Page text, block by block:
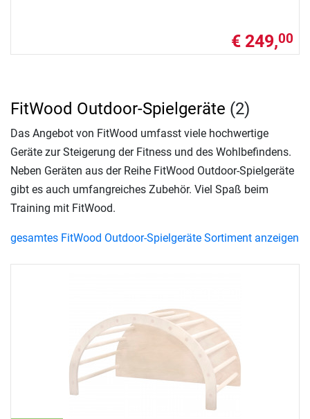
€ 249,00
FitWood Outdoor-Spielgeräte (2)
Das Angebot von FitWood umfasst viele hochwertige
Geräte zur Steigerung der Fitness und des Wohlbefindens.
Neben Geräten aus der Reihe FitWood Outdoor-Spielgeräte
gibt es auch umfangreiches Zubehör. Viel Spaß beim
Training mit FitWood.
gesamtes FitWood Outdoor-Spielgeräte Sortiment anzeigen